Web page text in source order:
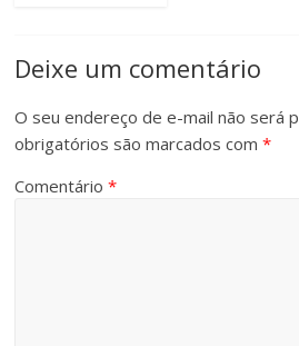
Deixe um comentário
O seu endereço de e-mail não será
obrigatórios são marcados com*
Comentário*